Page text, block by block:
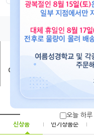
도서 뮤직
어린이/청소년도서
신상품 | 인기상품순 |
오늘 하